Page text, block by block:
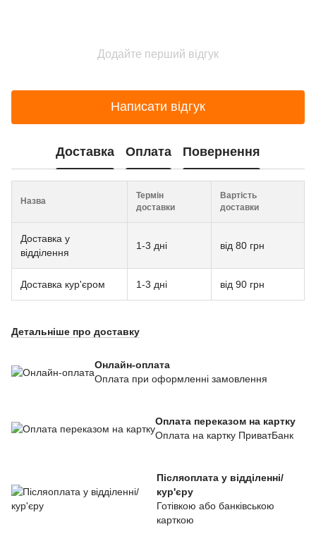
Додайте перший відгук
Написати відгук
Доставка Оплата Повернення
Назва
Термін
доставки
Вартість
доставки
Доставка у
відділення
1-3 дні від 80 грн
Доставка кур'єром 1-3 дні від 90 грн
Детальніше про доставку
Онлайн-оплата
Оплата при оформленні замовлення
Оплата переказом на картку
Оплата на картку ПриватБанк
Післяоплата у відділенні/
кур'єру
Готівкою або банківською
карткою